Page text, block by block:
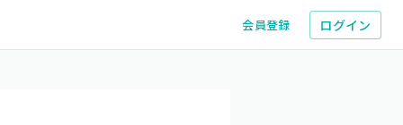
会員登録 ログイン